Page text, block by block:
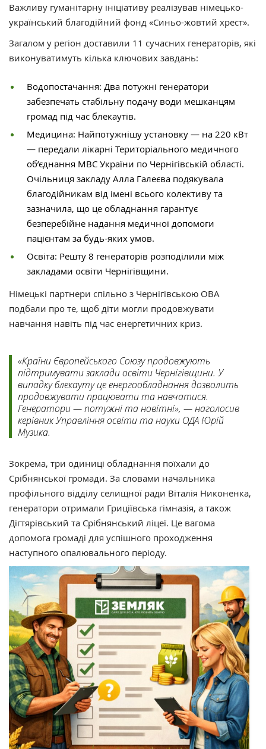
Важливу гуманітарну ініціативу реалізував німецько-
український благодійний фонд «Синьо-жовтий хрест».
Загалом у регіон доставили 11 сучасних генераторів, які
виконуватимуть кілька ключових завдань:
Водопостачання: Два потужні генератори
забезпечать стабільну подачу води мешканцям
громад під час блекаутів.
Медицина: Найпотужнішу установку — на 220 кВт
— передали лікарні Територіального медичного
об’єднання МВС України по Чернігівській області.
Очільниця закладу Алла Галеєва подякувала
благодійникам від імені всього колективу та
зазначила, що це обладнання гарантує
безперебійне надання медичної допомоги
пацієнтам за будь-яких умов.
Освіта: Решту 8 генераторів розподілили між
закладами освіти Чернігівщини.
Німецькі партнери спільно з Чернігівською ОВА
подбали про те, щоб діти могли продовжувати
навчання навіть під час енергетичних криз.
«Країни Європейського Союзу продовжують
підтримувати заклади освіти Чернігівщини. У
випадку блекауту це енергообладнання дозволить
продовжувати працювати та навчатися.
Генератори — потужні та новітні», — наголосив
керівник Управління освіти та науки ОДА Юрій
Музика.
Зокрема, три одиниці обладнання поїхали до
Срібнянської громади. За словами начальника
профільного відділу селищної ради Віталія Никоненка,
генератори отримали Гриціївська гімназія, а також
Дігтярівський та Срібнянський ліцеї. Це вагома
допомога громаді для успішного проходження
наступного опалювального періоду.